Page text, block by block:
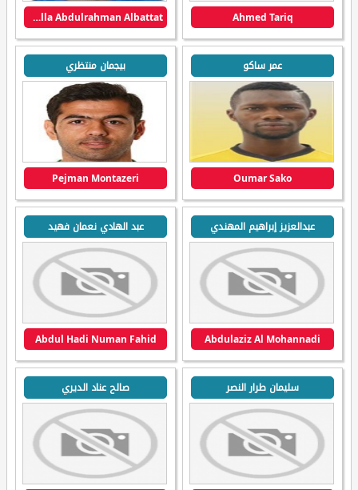
Ahmed Tariq
Abdulla Abdulrahman Albattat
عمر ساكو
Oumar Sako
بيجمان منتظري
Pejman Montazeri
عبدالعزيز إبراهيم المهندي
Abdulaziz Al Mohannadi
عبد الهادي نعمان فهيد
Abdul Hadi Numan Fahid
سليمان طرار النصر صالح عناد الديري